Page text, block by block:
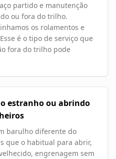
partido e manutenção
ou fora do trilho.
os rolamentos e
é o tipo de serviço que
fora do trilho pode
estranho ou abrindo
barulho diferente do
que o habitual para abrir,
engrenagem sem